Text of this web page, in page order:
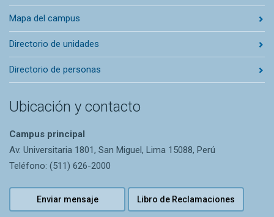
Mapa del campus
Directorio de unidades
Directorio de personas
Ubicación y contacto
Campus principal
Av. Universitaria 1801, San Miguel, Lima 15088, Perú
Teléfono: (511) 626-2000
Enviar mensaje Libro de Reclamaciones